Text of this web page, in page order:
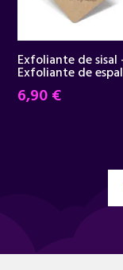
Exfoliante de sisal
Exfoliante de
6,90€